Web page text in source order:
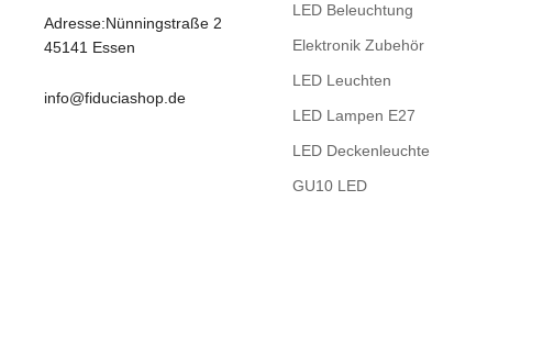
Adresse:Nünningstraße 2
45141 Essen
info@fiduciashop.de
LED Beleuchtung
Elektronik Zubehör
LED Leuchten
LED Lampen E27
LED Deckenleuchte
GU10 LED